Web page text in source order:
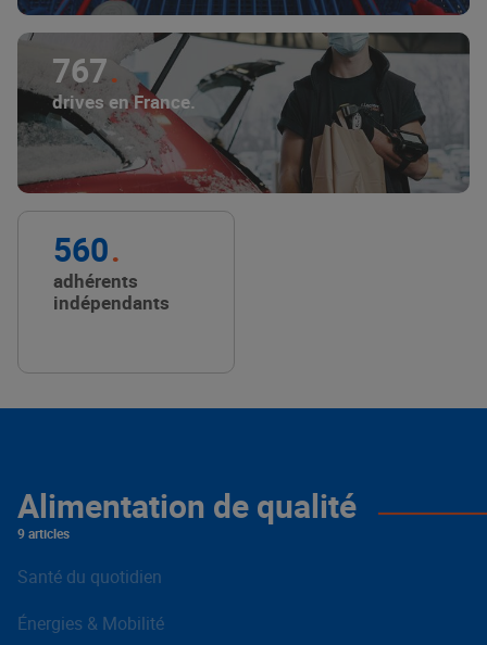
767
drives en France.
560
adhérents
indépendants
Alimentation de qualité
9 articles
Santé du quotidien
Énergies & Mobilité